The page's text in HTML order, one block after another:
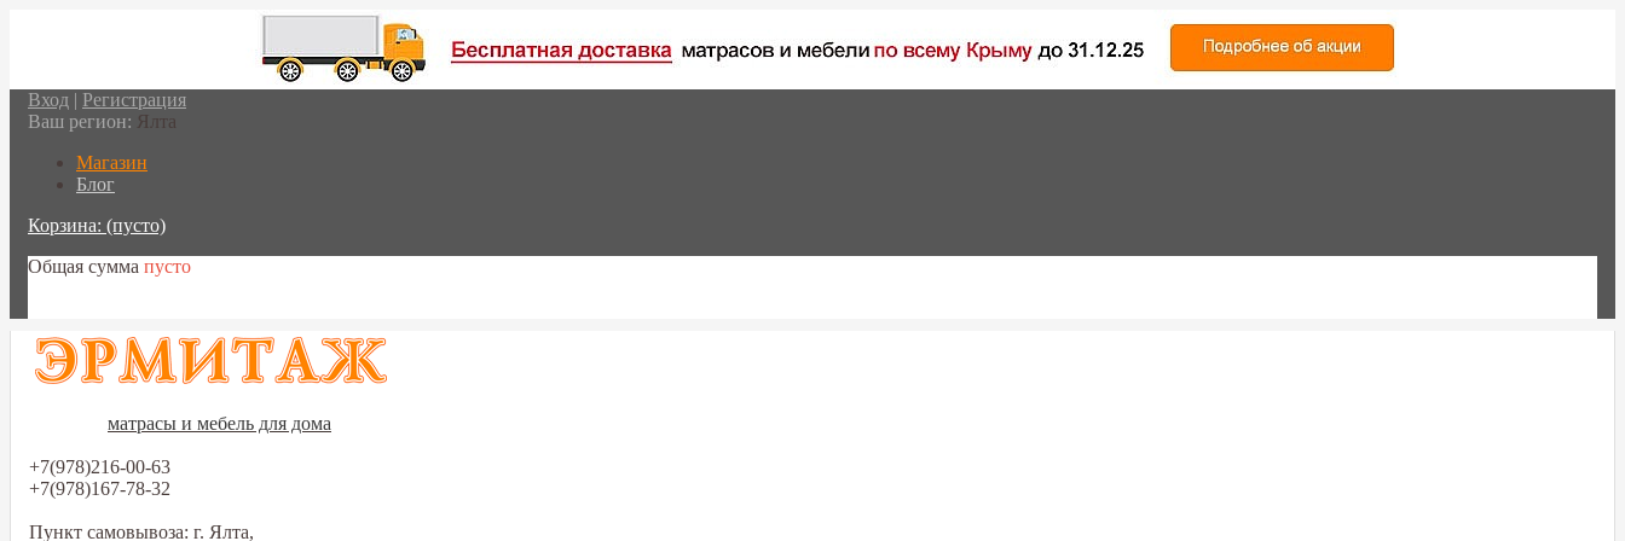
Вход | Регистрация
Ваш регион: Ялта
Магазин
Блог
Корзина: (пусто)
Общая сумма пусто
матрасы и мебель для дома
+7(978)216-00-63
+7(978)167-78-32
Пункт самовывоза: г. Ялта,